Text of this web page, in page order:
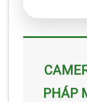
PHÁP